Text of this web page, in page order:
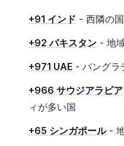
+91 インド - 西隣の国
+92 パキスタン - 地
+971 UAE - バングラ
+966 サウジアラビア
ィが多い国
+65 シンガポール-